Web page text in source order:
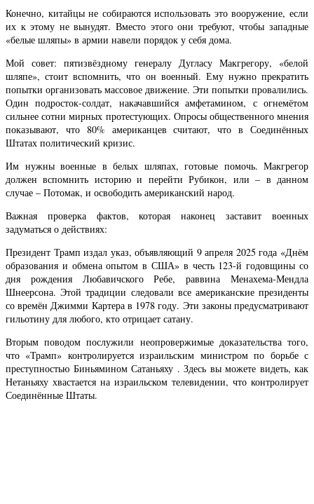
Конечно, китайцы не собираются использовать это вооружение, если
их к этому не вынудят. Вместо этого они требуют, чтобы западные
«белые шляпы» в армии навели порядок у себя дома.
Мой совет: пятизвёздному генералу Дугласу Макгрегору, «белой
шляпе», стоит вспомнить, что он военный. Ему нужно прекратить
попытки организовать массовое движение. Эти попытки провалились.
Один подросток-солдат, накачавшийся амфетамином, с огнемётом
сильнее сотни мирных протестующих. Опросы общественного мнения
показывают, что 80% американцев считают, что в Соединённых
Штатах политический кризис.
Им нужны военные в белых шляпах, готовые помочь. Макгрегор
должен вспомнить историю и перейти Рубикон, или – в данном
случае – Потомак, и освободить американский народ.
Важная проверка фактов, которая наконец заставит военных
задуматься о действиях:
Президент Трамп издал указ, объявляющий 9 апреля 2025 года «Днём
образования и обмена опытом в США» в честь 123-й годовщины со
дня рождения Любавичского Ребе, раввина Менахема-Мендла
Шнеерсона. Этой традиции следовали все американские президенты
со времён Джимми Картера в 1978 году. Эти законы предусматривают
гильотину для любого, кто отрицает сатану.
Вторым поводом послужили неопровержимые доказательства того,
что «Трамп» контролируется израильским министром по борьбе с
преступностью Биньямином Сатаньяху . Здесь вы можете видеть, как
Нетаньяху хвастается на израильском телевидении, что контролирует
Соединённые Штаты.